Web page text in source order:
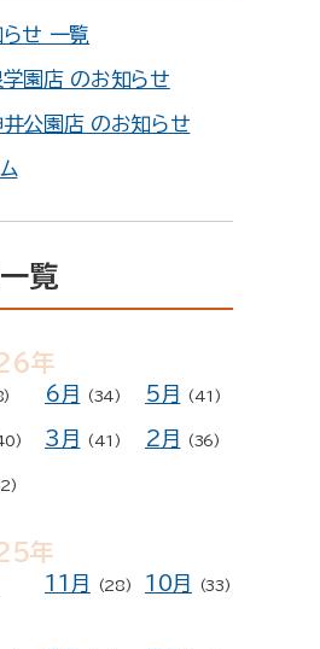
らせ 一覧
園店 のお知らせ
公園店 のお知らせ
覧
年
6月 (34) 5月 (41)
3月 (41) 2月 (36)
年
11月 (28) 10月 (33)